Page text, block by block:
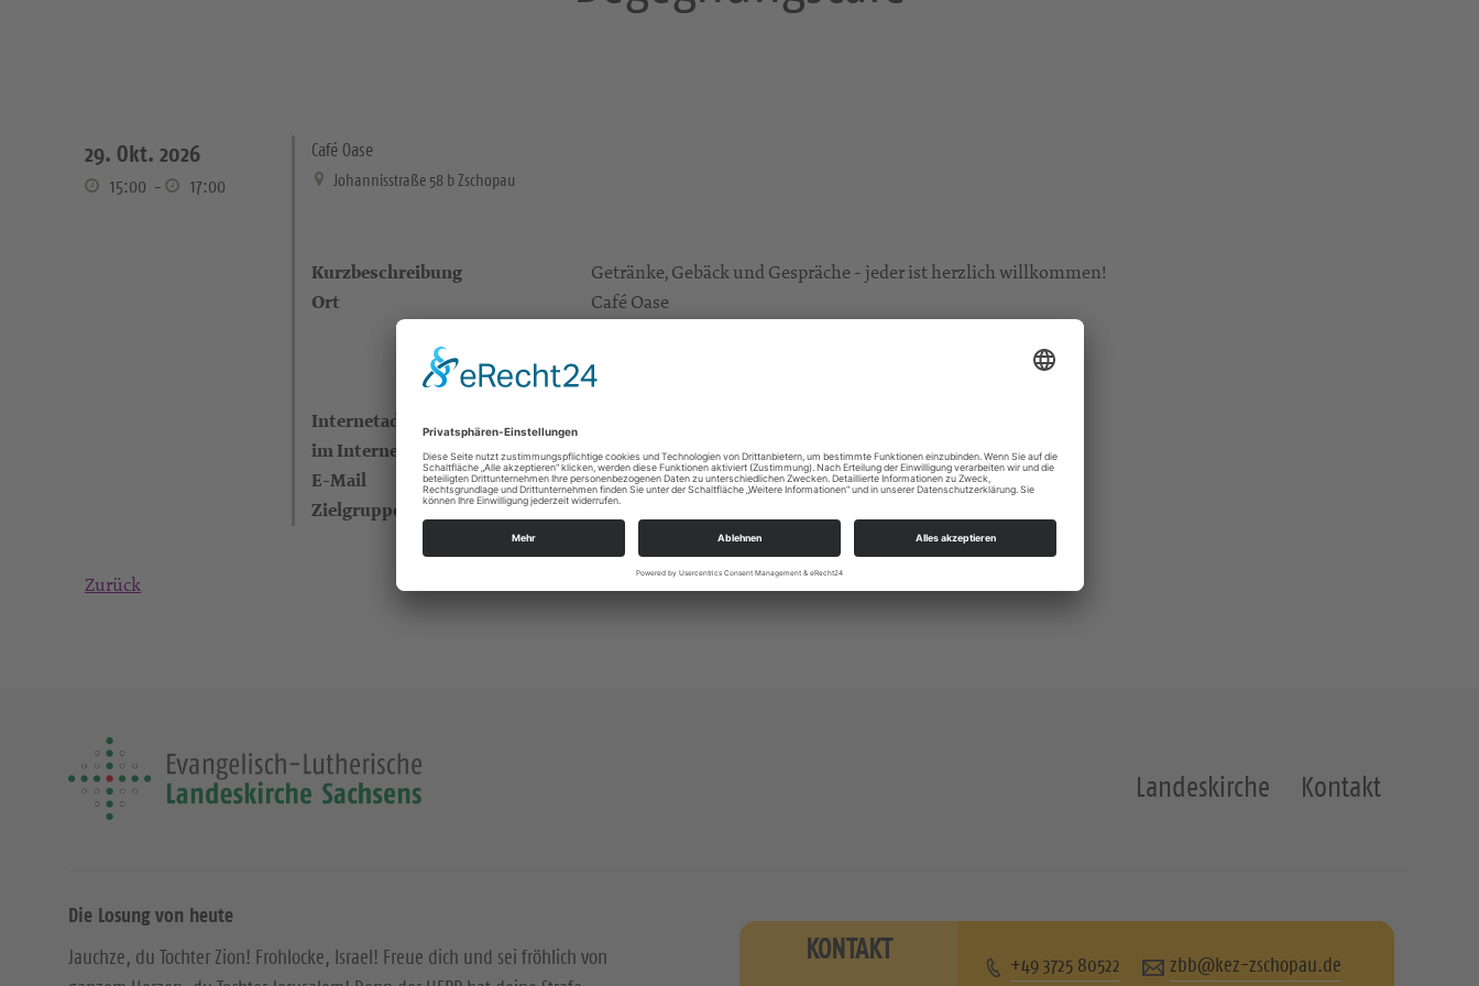
29. Okt. 2026
15:00 - 17:00
Café Oase
Johannisstraße 58 b Zschopau
Kurzbeschreibung Getränke, Gebäck und Gespräche - jeder ist herzlich willkommen!
Ort
Café Oase
09405 Zschopau
Großer Raum im Erdgeschoss der KEZ
Internetadresse (eigene Infos
im Internet)
E-Mail zbb@kez-zschopau.de
Zielgruppe Alle Zielgruppen
Zurück
Landeskirche Kontakt
Die Losung von heute
Jauchze, du Tochter Zion! Frohlocke, Israel! Freue dich und sei fröhlich von
KONTAKT +49 3725 80522 zbb@kez-zschopau.de